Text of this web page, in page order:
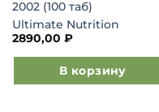
2002 (100 таб)
Ultimate Nutrition
2890,00 ₽
В корзину